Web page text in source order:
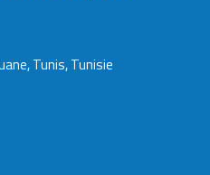
Tunis, Tunisie